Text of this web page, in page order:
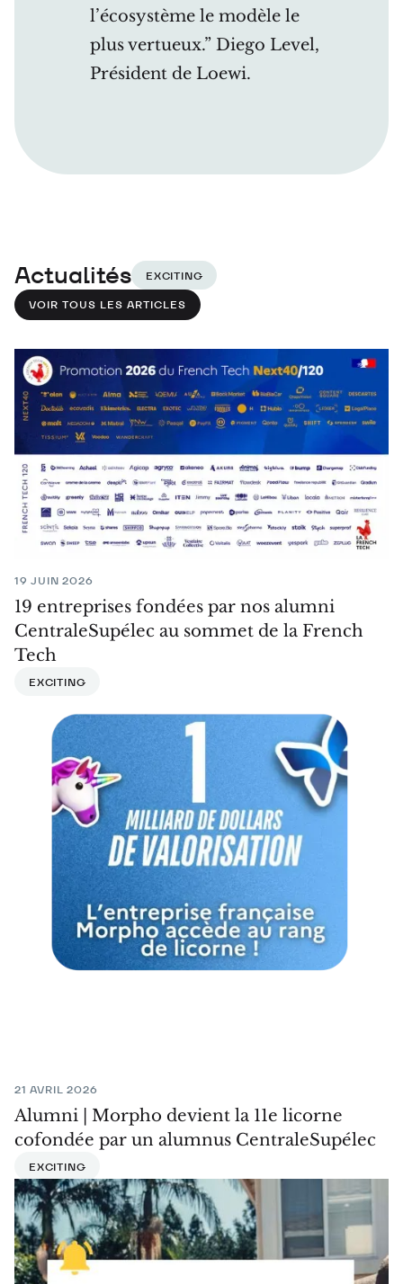
l’écosystème le modèle le
plus vertueux.” Diego Level,
Président de Loewi.
Actualités EXCITING
VOIR TOUS LES ARTICLES
19 JUIN 2026
19 entreprises fondées par nos alumni
CentraleSupélec au sommet de la French
Tech
EXCITING
21 AVRIL 2026
Alumni | Morpho devient la 11e licorne
cofondée par un alumnus CentraleSupélec
EXCITING